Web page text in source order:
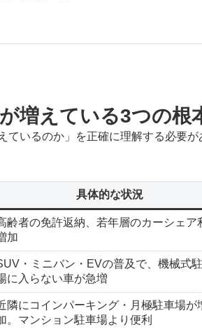
増えている3つの根
ているのか」を正確に理解する必要
具体的な状況
齢者の免許返納、若年層のカーシェア
加
・ミニバン・EVの普及で、機械式
に入らない車が急増
隣にコインパーキング・月極駐車場が
。マンション駐車場より便利